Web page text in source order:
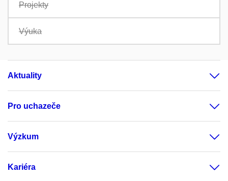
Projekty
Výuka
Aktuality
Pro uchazeče
Výzkum
Kariéra